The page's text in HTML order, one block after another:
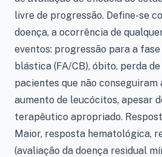
livre de progressão. Define-se
doença, a ocorrência de
eventos: progressão para a
blástica (FA/CB), óbito, perda de
pacientes que não conseguiram
aumento de leucócitos, apesar
terapêutico apropriado.
Maior, resposta hematológica,
(avaliação da doença residual